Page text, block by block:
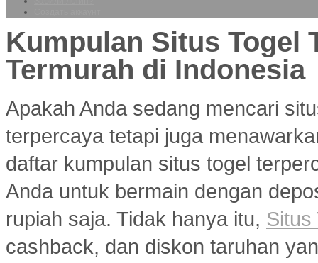
Kumpulan Situs Togel
Termurah di Indonesia
Apakah Anda sedang mencari
terpercaya tetapi juga
daftar kumpulan situs togel
Anda untuk bermain dengan
rupiah saja. Tidak hanya itu, Situs
cashback, dan diskon taruhan